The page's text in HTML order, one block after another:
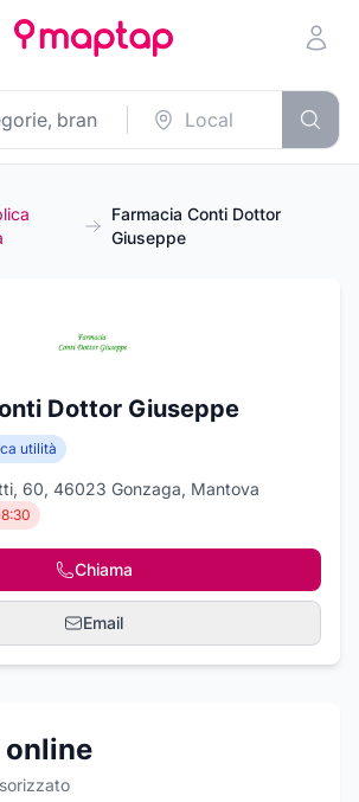
Farmacia Conti Dottor
Giuseppe
Dottor Giuseppe
utilità
60, 46023 Gonzaga, Mantova
Chiama
Email